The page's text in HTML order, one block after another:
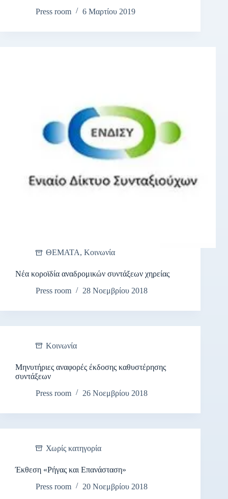
Press room
6 Μαρτίου 2019
ΘΕΜΑΤΑ, Κοινωνία
Νέα κοροϊδία αναδρομικών συντάξεων χηρείας
Press room
28 Νοεμβρίου 2018
Κοινωνία
Μηνυτήριες αναφορές έκδοσης καθυστέρησης
συντάξεων
Press room
26 Νοεμβρίου 2018
Χωρίς κατηγορία
Έκθεση «Ρήγας και Επανάσταση»
Press room
20 Νοεμβρίου 2018